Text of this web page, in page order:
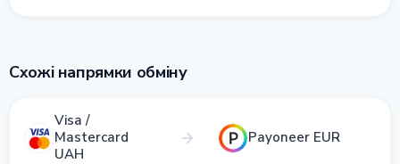
Схожі напрямки обміну
Visa /
Mastercard
UAH
Payoneer EUR